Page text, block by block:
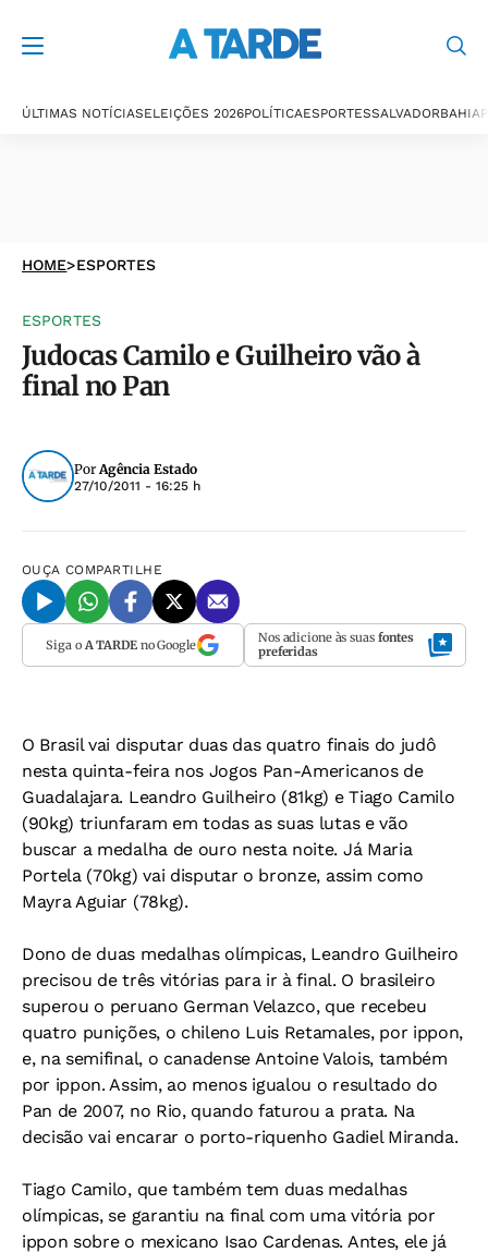
ÚLTIMAS NOTÍCIASELEIÇÕES 2026POLÍTICAESPORTESSALVADORBAHIA
HOME>ESPORTES
ESPORTES
Judocas Camilo e Guilheiro vão à
final no Pan
PorAgência Estado
27/10/2011 - 16:25 h
OUÇA COMPARTILHE
Siga o A TARDEno Google Nos adicione às suas fontes
preferidas
O Brasil vai disputar duas das quatro finais do judô
nesta quinta-feira nos Jogos Pan-Americanos de
Guadalajara. Leandro Guilheiro (81kg) e Tiago Camilo
(90kg) triunfaram em todas as suas lutas e vão
buscar a medalha de ouro nesta noite. Já Maria
Portela (70kg) vai disputar o bronze, assim como
Mayra Aguiar (78kg).
Dono de duas medalhas olímpicas, Leandro Guilheiro
precisou de três vitórias para ir à final. O brasileiro
superou o peruano German Velazco, que recebeu
quatro punições, o chileno Luis Retamales, por ippon,
e, na semifinal, o canadense Antoine Valois, também
por ippon. Assim, ao menos igualou o resultado do
Pan de 2007, no Rio, quando faturou a prata. Na
decisão vai encarar o porto-riquenho Gadiel Miranda.
Tiago Camilo, que também tem duas medalhas
olímpicas, se garantiu na final com uma vitória por
ippon sobre o mexicano Isao Cardenas. Antes, ele já